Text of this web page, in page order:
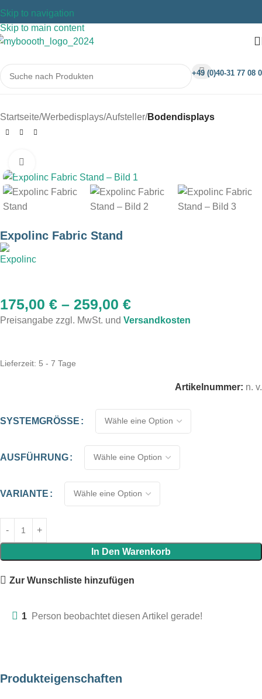
Skip to navigation
Skip to main content
+49 (0)40-31 77 08 0
Startseite Werbedisplays Aufsteller Bodendisplays
Expolinc Fabric Stand
175,00 € – 259,00 €
Preisangabe zzgl. MwSt. und Versandkosten
Lieferzeit: 5 - 7 Tage
Artikelnummer: n. v.
SYSTEMGRÖSSE
AUSFÜHRUNG
VARIANTE
In Den Warenkorb
Zur Wunschliste hinzufügen
1 Person beobachtet diesen Artikel gerade!
Produkteigenschaften